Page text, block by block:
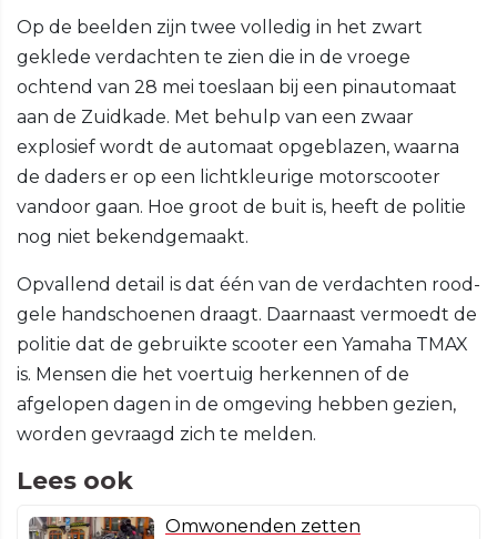
Op de beelden zijn twee volledig in het zwart
geklede verdachten te zien die in de vroege
ochtend van 28 mei toeslaan bij een pinautomaat
aan de Zuidkade. Met behulp van een zwaar
explosief wordt de automaat opgeblazen, waarna
de daders er op een lichtkleurige motorscooter
vandoor gaan. Hoe groot de buit is, heeft de politie
nog niet bekendgemaakt.
Opvallend detail is dat één van de verdachten rood-
gele handschoenen draagt. Daarnaast vermoedt de
politie dat de gebruikte scooter een Yamaha TMAX
is. Mensen die het voertuig herkennen of de
afgelopen dagen in de omgeving hebben gezien,
worden gevraagd zich te melden.
Lees ook
Omwonenden zetten